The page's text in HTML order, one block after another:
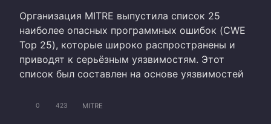
Организация MITRE выпустила список 25
наиболее опасных программных ошибок (CWE
Top 25), которые широко распространены и
приводят к серьёзным уязвимостям. Этот
список был составлен на основе уязвимостей
0 423 MITRE